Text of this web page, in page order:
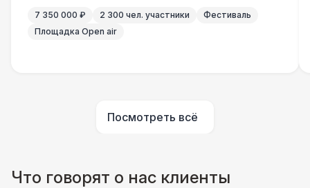
7 350 000 ₽ 2 300 чел. участники
Фестиваль
Площадка Open air
Посмотреть всё
Что говорят о нас клиенты